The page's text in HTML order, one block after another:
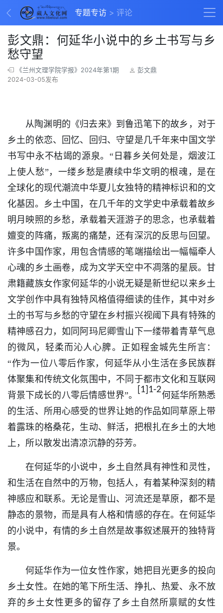
专题专访 评论
彭文鼎：何延华小说中的乡土书写与乡
愁守望
《兰州文理学院学报》2024年第1期
彭文鼎
2024-03-05发布
从陶渊明的《归去来》到鲁迅笔下的故乡，对于
乡土的依恋、回忆、回归、守望是几千年来中国文学
书写中永不枯竭的源泉。“日暮乡关何处是，烟波江
上使人愁”，一缕乡愁是赓续中华文明的根魂，是在
全球化的现代潮流中华夏儿女独特的精神标识和的文
化基因。乡土中国，在几千年的文学史中承载着故乡
明月映照的乡愁，承载着天涯游子的思念，也承载着
嬗变的阵痛，叛离的痛楚，还有深沉的反思与回望。
许多中国作家，用包含情感的笔端描绘出一幅幅牵人
心魂的乡土画卷，成为文学天空中不凋落的星辰。甘
肃籍藏族女作家何延华的小说无疑是新世纪以来乡土
文学创作中具有独特风格值得细读的佳作，其中对乡
土的书写与乡愁的守望在乡村振兴视阈下具有特殊的
精神感召力，如同阿玛尼卿雪山下一缕带着青草气息
的微风，轻柔而沁人心脾。正如程金城先生所言：
“作为一位八零后作家，何延华从小生活在多民族群
体聚集和传统文化氛围中，不同于都市文化和互联网
背景下成长的八零后情感世界”。
[1]1-2
何延华所熟悉
的生活、所用心感受的世界让她的作品如同草原上带
着露珠的格桑花，生动、鲜活，把根扎在乡土的大地
上，所以散发出清凉沉静的芬芳。
在何延华的小说中，乡土自然具有神性和灵性，
和生活在自然中的万物，包括人，有着某种深刻的精
神感应和联系。无论是雪山、河流还是草原，都不是
静态的景物，而是具有人格和情感的存在。在何延华
的小说中，有情的乡土自然是故事叙述展开的独特背
景。
何延华作为一位女性作家，她把目光更多的投向
乡土女性。在她的笔下所生活、挣扎、热爱、永不放
弃的乡土女性更多的留存了乡土自然所禀赋的女性